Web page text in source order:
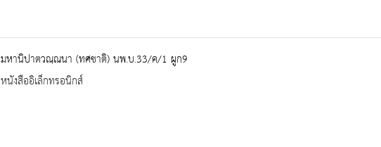
มหานิปาตวณฺณนา (ทศชาติ) นพ.บ.33/ค/1 ผูก9
หนังสืออิเล็กทรอนิกส์